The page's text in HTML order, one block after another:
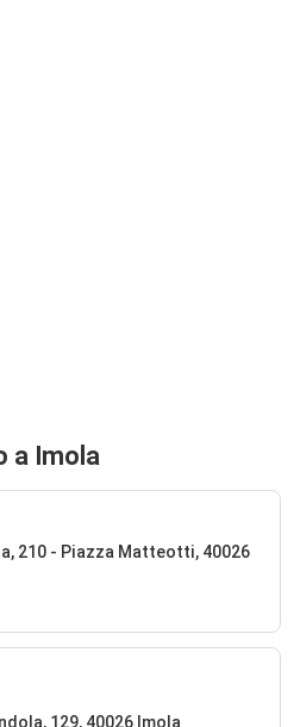
a Imola
210 - Piazza Matteotti, 40026
129, 40026 Imola